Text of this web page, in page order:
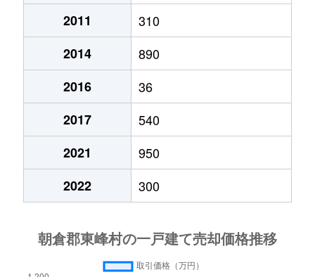
2011
310
2014
890
2016
36
2017
540
2021
950
2022
300